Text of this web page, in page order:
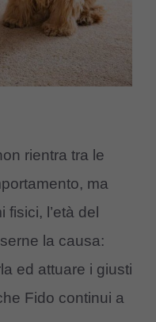
rientra tra le
ma
l’età del
la causa:
ed attuare i giusti
Fido continui a